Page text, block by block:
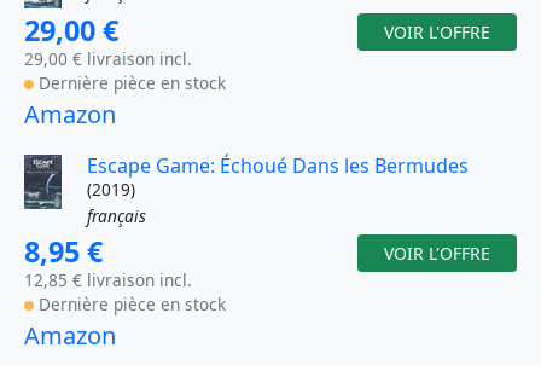
29,00 €
29,00 € livraison incl.
Dernière pièce en stock
VOIR L'OFFRE
Amazon
Escape Game: Échoué Dans les Bermudes
(2019)
français
8,95 €
12,85 € livraison incl.
Dernière pièce en stock
VOIR L'OFFRE
Amazon